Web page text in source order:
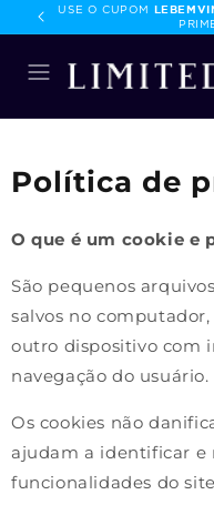
USE O CUPOM
Política de
O que é um cookie e
São pequenos
salvos no
outro dispositivo com
navegação do usuário.
Os cookies não
ajudam a identificar e
funcionalidades do